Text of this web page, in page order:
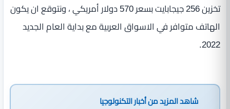
تخزين 256 جيجابايت بسعر 570 دولار أمريكي ، ونتوقع ان يكون
الهاتف متوافر في الاسواق العربية مع بداية العام الجديد
2022.
شاهد المزيد منأخبار التكنولوجيا